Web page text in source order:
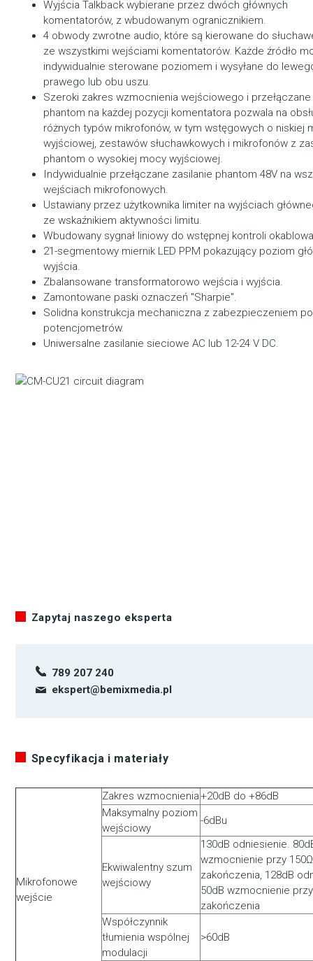
Wyjścia Talkback wybierane przez dwóch głównych
komentatorów, z wbudowanym ogranicznikiem.
4 obwody zwrotne audio, które są kierowane do
ze wszystkimi wejściami komentatorów. Każde źródło
indywidualnie sterowane poziomem i wysyłane do
prawego lub obu uszu.
Szeroki zakres wzmocnienia wejściowego i
phantom na każdej pozycji komentatora pozwala na
różnych typów mikrofonów, w tym wstęgowych o niskiej
wyjściowej, zestawów słuchawkowych i mikrofonów z
phantom o wysokiej mocy wyjściowej.
Indywidualnie przełączane zasilanie phantom 48V na
wejściach mikrofonowych.
Ustawiany przez użytkownika limiter na wyjściach
ze wskaźnikiem aktywności limitu.
Wbudowany sygnał liniowy do wstępnej kontroli
21-segmentowy miernik LED PPM pokazujący poziom
wyjścia.
Zbalansowane transformatorowo wejścia i wyjścia.
Zamontowane paski oznaczeń "Sharpie".
Solidna konstrukcja mechaniczna z zabezpieczeniem
potencjometrów.
Uniwersalne zasilanie sieciowe AC lub 12-24 V DC.
Zapytaj naszego eksperta
789 207 240
ekspert@bemixmedia.pl
Specyfikacja i materiały
Mikrofonowe
wejście
Zakres wzmocnienia+20dB do +86dB
Maksymalny poziom
wejściowy
-6dBu
Ekwiwalentny szum
wejściowy
130dB odniesienie.
wzmocnienie przy 150Ω
zakończenia, 128dB
50dB wzmocnienie
zakończenia
Współczynnik
tłumienia wspólnej
modulacji
>60dB